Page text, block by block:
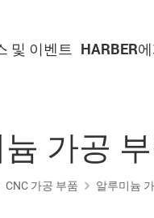
및 이벤트 HARBER
가공
CNC 가공 부품 알루미늄